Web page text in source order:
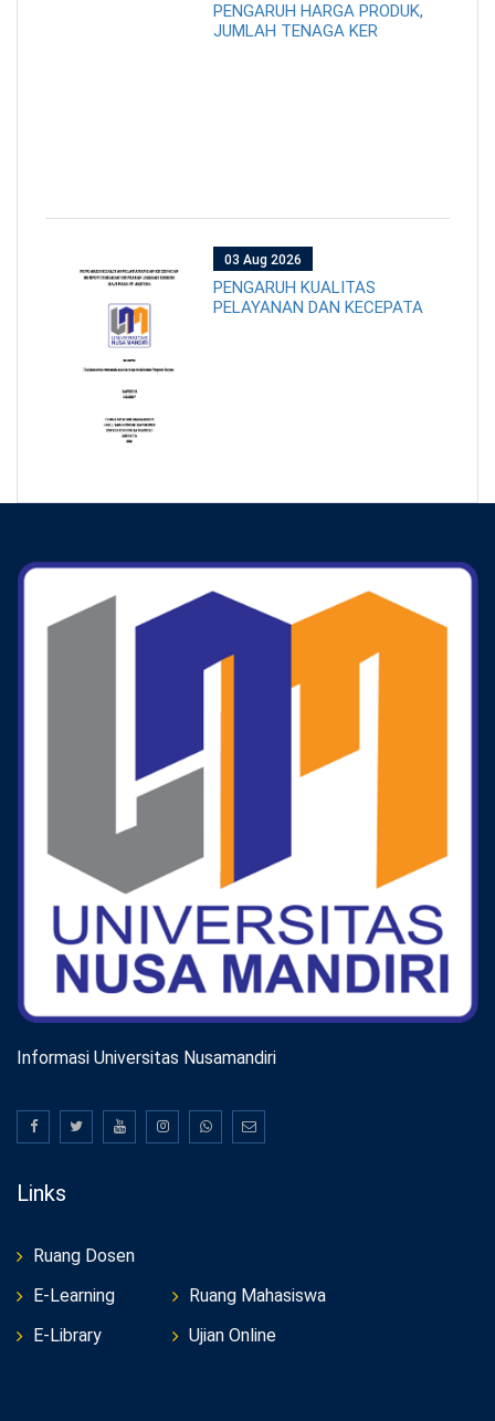
PENGARUH HARGA PRODUK,
JUMLAH TENAGA KER
03 Aug 2026
PENGARUH KUALITAS
PELAYANAN DAN KECEPATA
Informasi Universitas Nusamandiri
Links
Ruang Dosen
E-Learning
E-Library
Ruang Mahasiswa
Ujian Online